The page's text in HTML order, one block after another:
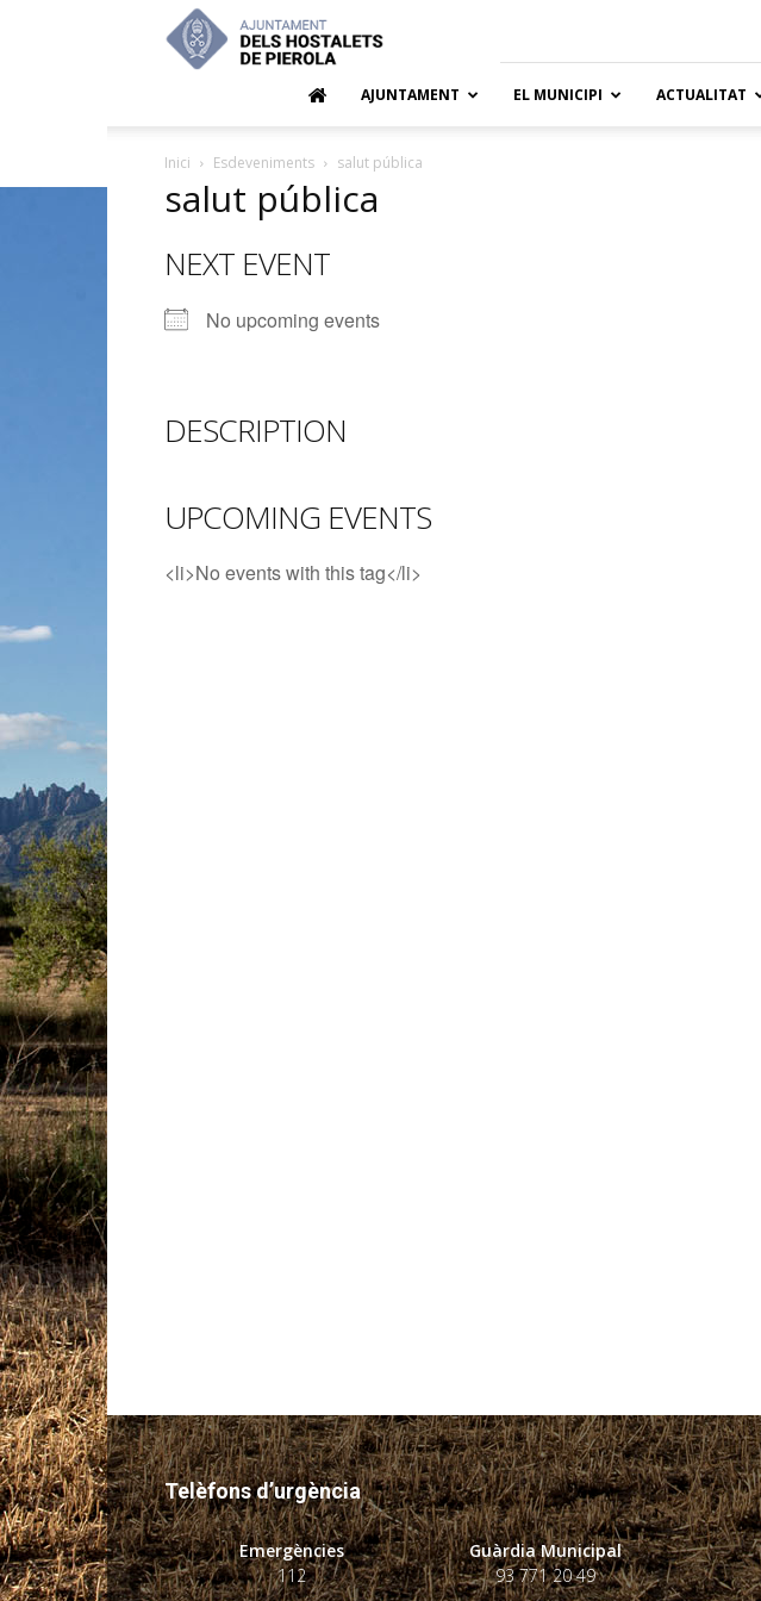
Hostalets
de
AJUNTAMENT EL MUNICIPI ACTUALITAT
Inici Esdeveniments salut pública
salut pública
NEXT EVENT
No upcoming events
DESCRIPTION
UPCOMING EVENTS
<li>No events with this tag</li>
Telèfons d’urgència
Emergències
112
Guàrdia Municipal
93 771 20 49